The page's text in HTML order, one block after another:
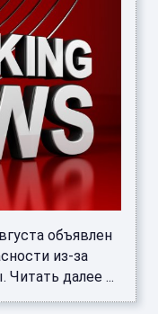
объявлен
из-за
Читать далее ...